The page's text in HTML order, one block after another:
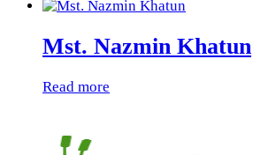
Mst. Nazmin Khatun
Read more